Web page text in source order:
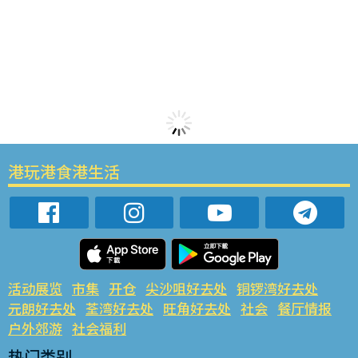
港玩港食港生活
活动展览 市集 开仓 尖沙咀好去处 铜锣湾好去处
元朗好去处 荃湾好去处 旺角好去处 社会 餐厅情报
户外郊游 社会福利